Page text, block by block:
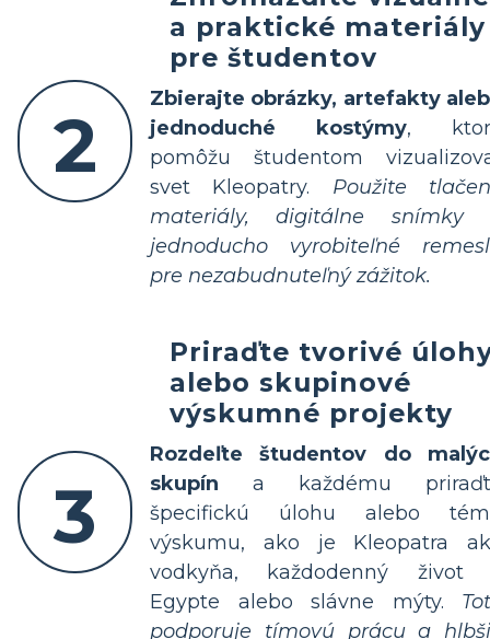
2
a praktické materiály
pre študentov
Zbierajte obrázky, artefakty
jednoduché kostýmy,
pomôžu študentom
svet Kleopatry. Použite
materiály, digitálne snímky
jednoducho vyrobiteľné
pre nezabudnuteľný zážitok.
3
Priraďte tvorivé
alebo skupinové
výskumné projekty
Rozdeľte študentov do
skupín a každému
špecifickú úlohu alebo
výskumu, ako je Kleopatra
vodkyňa, každodenný život
Egypte alebo slávne mýty.
podporuje tímovú prácu a